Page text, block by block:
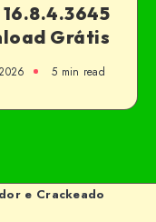
Grátis
5 min read
e Crackeado